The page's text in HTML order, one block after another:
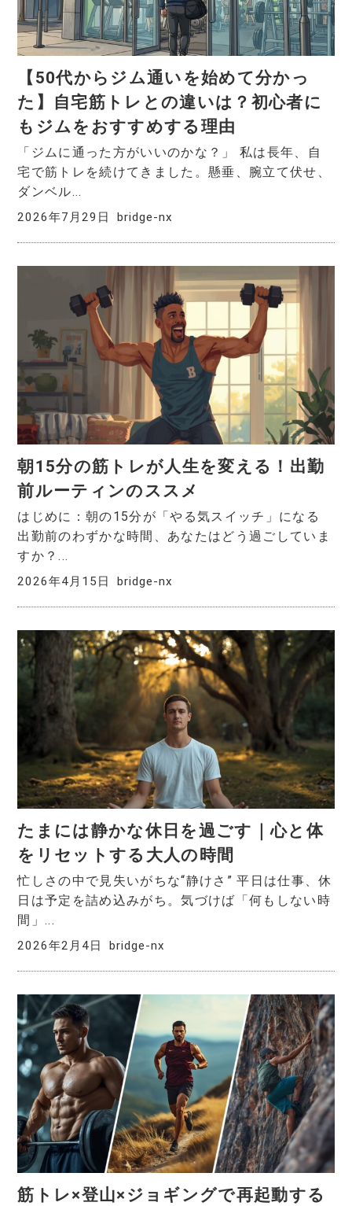
【50代からジム通いを始めて分かっ
た】自宅筋トレとの違いは？初心者に
もジムをおすすめする理由
「ジムに通った方がいいのかな？」 私は長年、自
宅で筋トレを続けてきました。懸垂、腕立て伏せ、
ダンベル...
2026年7月29日 bridge-nx
朝15分の筋トレが人生を変える！出勤
前ルーティンのススメ
はじめに：朝の15分が「やる気スイッチ」になる
出勤前のわずかな時間、あなたはどう過ごしていま
すか？...
2026年4月15日 bridge-nx
たまには静かな休日を過ごす｜心と体
をリセットする大人の時間
忙しさの中で見失いがちな“静けさ” 平日は仕事、休
日は予定を詰め込みがち。気づけば「何もしない時
間」...
2026年2月4日 bridge-nx
筋トレ×登山×ジョギングで再起動する